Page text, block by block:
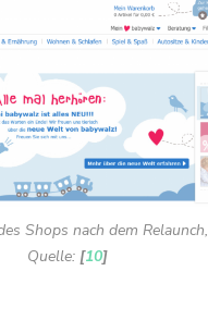
Shops nach dem Relaunch,
Quelle: [10]